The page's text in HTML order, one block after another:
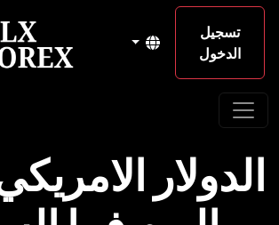
تسجيل
الدخول
الدولار